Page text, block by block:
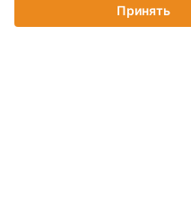
сравнению с новыми
Корзина
Принять